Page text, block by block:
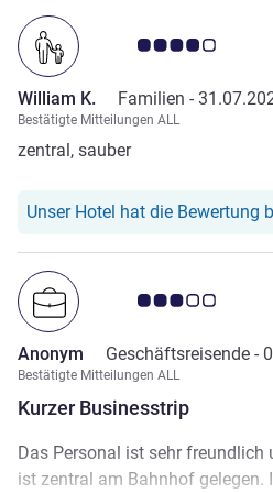
Note
William K. Familien -
Bestätigte Mitteilungen ALL
zentral, sauber
Unser Hotel hat die Bewertung
Kurzer Businesstrip
Note
Anonym Geschäftsreisende -
Bestätigte Mitteilungen ALL
Das Personal ist sehr freundlich
ist zentral am Bahnhof gelegen.